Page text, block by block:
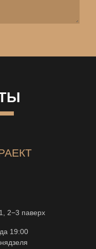
2−3 паверх
19:00